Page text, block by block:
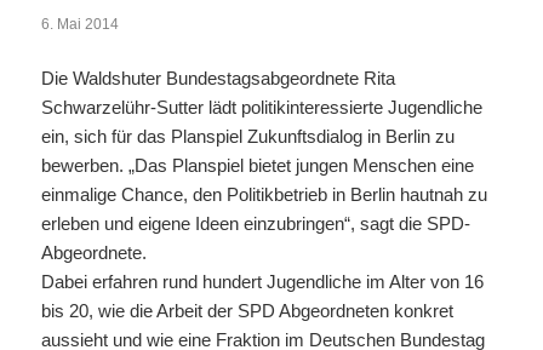
6. Mai 2014
Die Waldshuter Bundestagsabgeordnete Rita
Schwarzelühr-Sutter lädt politikinteressierte Jugendliche
ein, sich für das Planspiel Zukunftsdialog in Berlin zu
bewerben. „Das Planspiel bietet jungen Menschen eine
einmalige Chance, den Politikbetrieb in Berlin hautnah zu
erleben und eigene Ideen einzubringen“, sagt die SPD-
Abgeordnete.
Dabei erfahren rund hundert Jugendliche im Alter von 16
bis 20, wie die Arbeit der SPD Abgeordneten konkret
aussieht und wie eine Fraktion im Deutschen Bundestag